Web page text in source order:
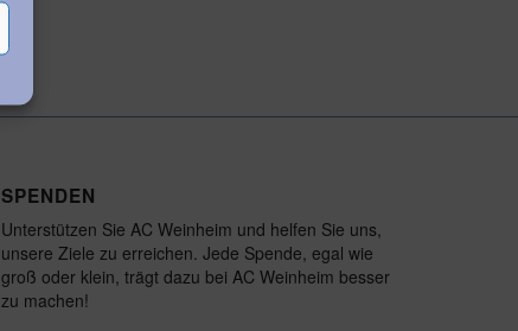
SPENDEN
Unterstützen Sie AC Weinheim und helfen Sie uns,
unsere Ziele zu erreichen. Jede Spende, egal wie
groß oder klein, trägt dazu bei AC Weinheim besser
zu machen!